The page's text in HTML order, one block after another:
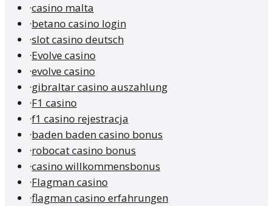
·casino malta
·betano casino login
·slot casino deutsch
·Evolve casino
·evolve casino
·gibraltar casino auszahlung
·F1 casino
·f1 casino rejestracja
·baden baden casino bonus
·robocat casino bonus
·casino willkommensbonus
·Flagman casino
·flagman casino erfahrungen